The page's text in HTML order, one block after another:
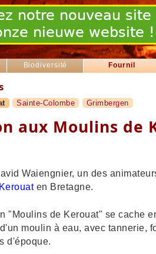
Biodiversité Fournil
Sainte-Colombe Grimbergen
aux Moulins de
Waiengnier, un des
en Bretagne.
"Moulins de Kerouat" se cache
moulin à eau, avec tannerie,
d'époque.